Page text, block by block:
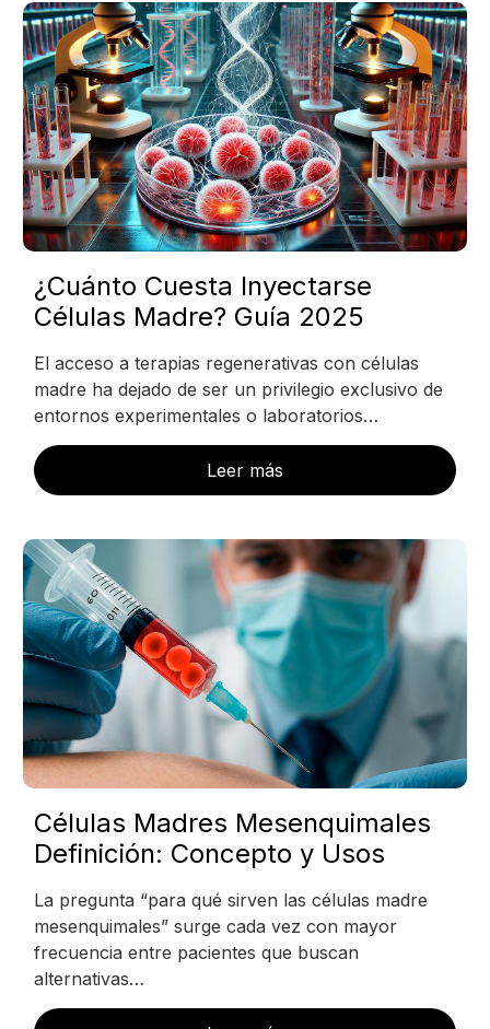
¿Cuánto Cuesta Inyectarse
Células Madre? Guía 2025
El acceso a terapias regenerativas con células
madre ha dejado de ser un privilegio exclusivo de
entornos experimentales o laboratorios…
Leer más
Células Madres Mesenquimales
Definición: Concepto y Usos
La pregunta “para qué sirven las células madre
mesenquimales” surge cada vez con mayor
frecuencia entre pacientes que buscan
alternativas…